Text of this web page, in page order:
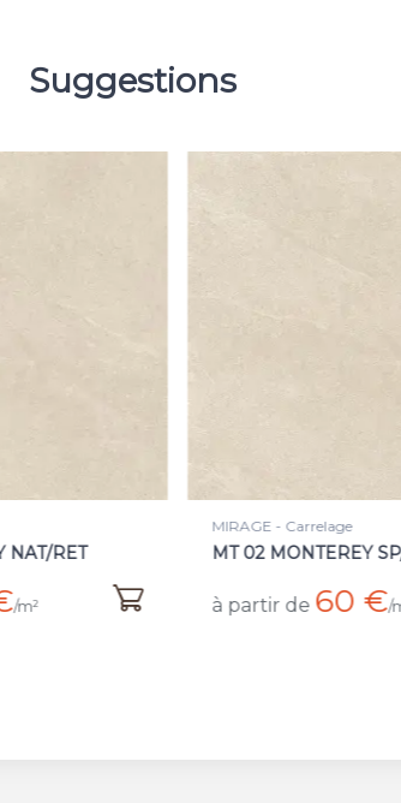
Suggestions
RET
MIRAGE - Carrelage
MT 02 MONTEREY SP/
à partir de 60 € /m²